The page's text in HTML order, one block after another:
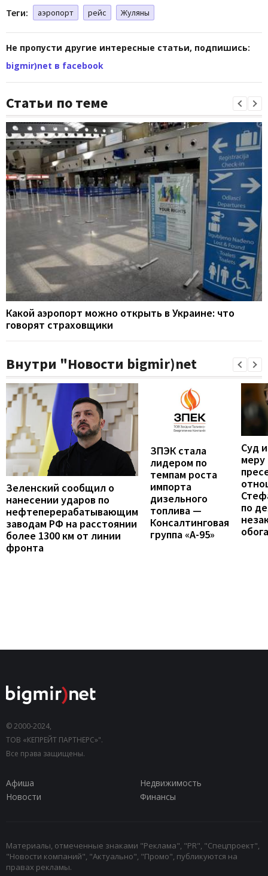
Теги: аэропорт рейс Жуляны
Не пропусти другие интересные статьи, подпишись:
bigmir)net в facebook
Статьи по теме
Какой аэропорт можно открыть в Украине: что
говорят страховщики
Внутри "Новости bigmir)net
Зеленский сообщил о
нанесении ударов по
нефтеперерабатывающим
заводам РФ на расстоянии
более 1300 км от линии
фронта
ЗПЭК стала
лидером по
темпам роста
импорта
дизельного
топлива —
Консалтинговая
группа «А-95»
Суд
меру
по
© 2000-2024,
ТОВ «КЕПРЕЙТ ПАРТНЕРС»".
Все права защищены.
Афиша
Недвижимость
Новости
Финансы
Материалы, отмеченные знаками "Реклама", "PR", "Спецпроект",
"Новости компаний", "Актуально", "Промо", публикуются на
правах рекламы.